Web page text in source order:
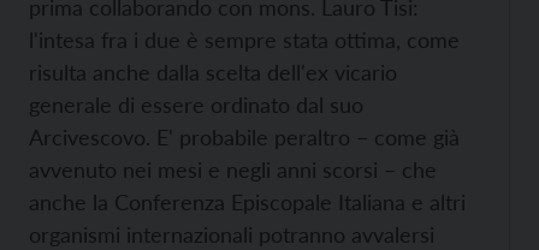
prima collaborando con mons. Lauro Tisi:
l'intesa fra i due è sempre stata ottima, come
risulta anche dalla scelta dell'ex vicario
generale di essere ordinato dal suo
Arcivescovo. E' probabile peraltro – come già
avvenuto nei mesi e negli anni scorsi – che
anche la Conferenza Episcopale Italiana e altri
organismi internazionali potranno avvalersi